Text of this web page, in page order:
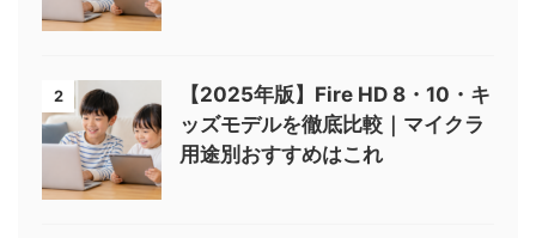
2
【2025年版】Fire HD 8・10・キ
ッズモデルを徹底比較｜マイクラ
用途別おすすめはこれ